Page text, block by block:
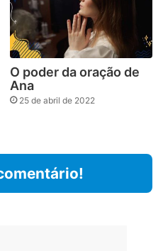
O poder da oração de
Ana
25 de abril de 2022